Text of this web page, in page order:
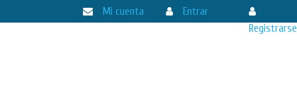
Mi cuenta
Entrar
Registrarse